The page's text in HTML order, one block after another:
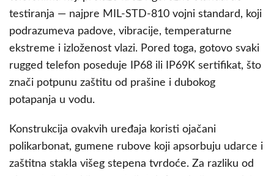
testiranja — najpre MIL-STD-810 vojni standard, koji
podrazumeva padove, vibracije, temperaturne
ekstreme i izloženost vlazi. Pored toga, gotovo svaki
rugged telefon poseduje IP68 ili IP69K sertifikat, što
znači potpunu zaštitu od prašine i dubokog
potapanja u vodu.
Konstrukcija ovakvih uređaja koristi ojačani
polikarbonat, gumene rubove koji apsorbuju udarce i
zaštitna stakla višeg stepena tvrdoće. Za razliku od